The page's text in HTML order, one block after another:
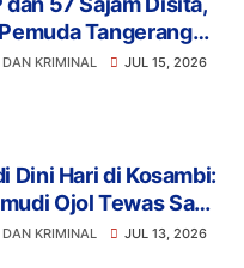
Tangerang
Pengawasan
KRIMINAL JUL 15, 2026
Dini Hari di Kosambi:
Ojol Tewas Saat
Motor dan HP Raib
KRIMINAL JUL 13, 2026